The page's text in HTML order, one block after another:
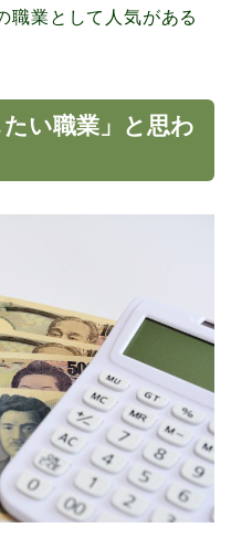
職業として人気がある
い職業」と思わ